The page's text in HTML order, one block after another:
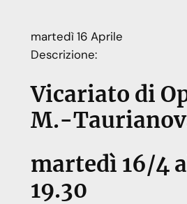
martedì16 Aprile
Descrizione:
Vicariato di
M.-
martedì 16/4
19.30